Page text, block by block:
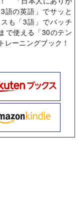
語の英語」でサッと
も「3語」でバッチ
で使える「30のテン
レーニングブック！